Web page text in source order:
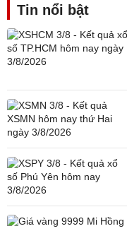
Tin nổi bật